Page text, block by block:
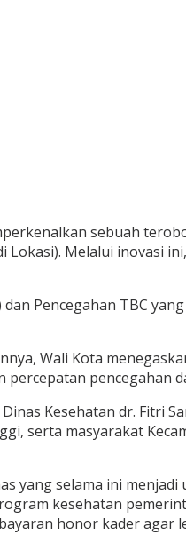
sebuah
Lokasi). Melalui inovasi
Pencegahan TBC
Wali Kota
pencegahan
Kesehatan dr. Fitri
serta masyarakat
yang selama ini
kesehatan
honor kader agar